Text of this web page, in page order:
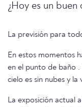
¿Hoy es un
La previsión para
En estos momentos
en el punto de baño
cielo es sin nubes y
La exposición actual